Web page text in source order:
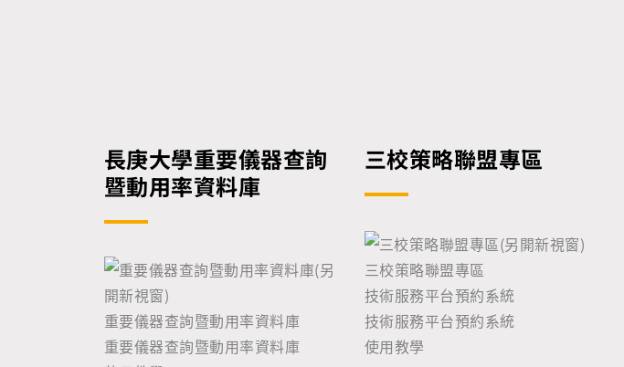
長庚大學重要儀器查詢
暨動用率資料庫
重要儀器查詢暨動用率資料庫
重要儀器查詢暨動用率資料庫
三校策略聯盟專區
三校策略聯盟專區
技術服務平台預約系統
技術服務平台預約系統
使用教學